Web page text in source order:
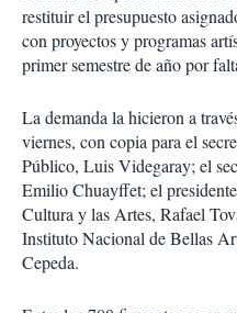
restituir el presupuesto
con proyectos y programas
primer semestre de año por
La demanda la hicieron a
viernes, con copia para el
Público, Luis Videgaray; el
Emilio Chuayffet; el
Cultura y las Artes, Rafael
Instituto Nacional de Bellas
Cepeda.